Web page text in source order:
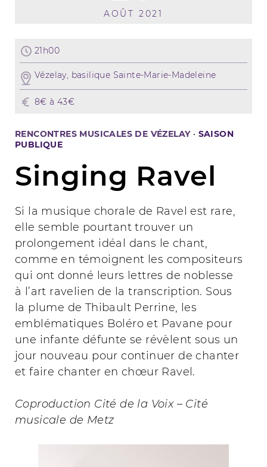
AOÛT 2021
21h00
Vézelay, basilique Sainte-Marie-Madeleine
8€ à 43€
RENCONTRES MUSICALES DE VÉZELAY· SAISON
PUBLIQUE
Singing Ravel
Si la musique chorale de Ravel est rare,
elle semble pourtant trouver un
prolongement idéal dans le chant,
comme en témoignent les compositeurs
qui ont donné leurs lettres de noblesse
à l’art ravelien de la transcription. Sous
la plume de Thibault Perrine, les
emblématiques Boléro et Pavane pour
une infante défunte se révèlent sous un
jour nouveau pour continuer de chanter
et faire chanter en chœur Ravel.
Coproduction Cité de la Voix – Cité
musicale de Metz